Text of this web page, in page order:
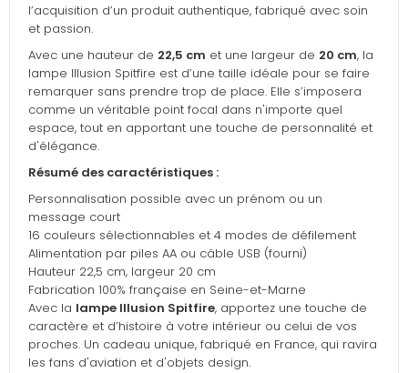
l’acquisition d’un produit authentique, fabriqué avec soin
et passion.
Avec une hauteur de 22,5 cm et une largeur de 20 cm, la
lampe Illusion Spitfire est d’une taille idéale pour se faire
remarquer sans prendre trop de place. Elle s’imposera
comme un véritable point focal dans n'importe quel
espace, tout en apportant une touche de personnalité et
d'élégance.
Résumé des caractéristiques :
Personnalisation possible avec un prénom ou un
message court
16 couleurs sélectionnables et 4 modes de défilement
Alimentation par piles AA ou câble USB (fourni)
Hauteur 22,5 cm, largeur 20 cm
Fabrication 100% française en Seine-et-Marne
Avec la lampe Illusion Spitfire, apportez une touche de
caractère et d’histoire à votre intérieur ou celui de vos
proches. Un cadeau unique, fabriqué en France, qui ravira
les fans d'aviation et d'objets design.